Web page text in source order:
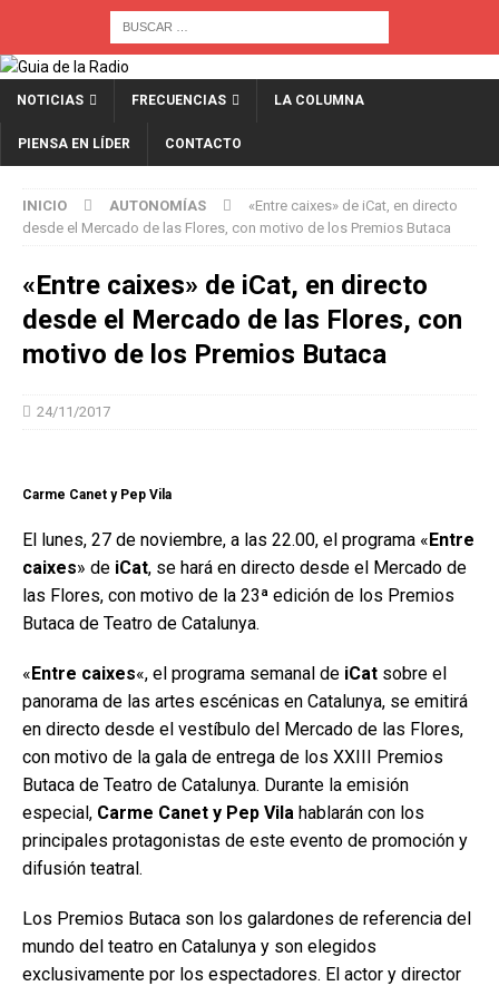
NOTICIAS FRECUENCIAS LA COLUMNA
PIENSA EN LÍDER CONTACTO
INICIO AUTONOMÍAS
«Entre caixes» de iCat, en directo
desde el Mercado de las Flores, con motivo de los Premios Butaca
«Entre caixes» de iCat, en directo
desde el Mercado de las Flores, con
motivo de los Premios Butaca
24/11/2017
Carme Canet y Pep Vila
El lunes, 27 de noviembre, a las 22.00, el programa «Entre
caixes» de iCat, se hará en directo desde el Mercado de
las Flores, con motivo de la 23ª edición de los Premios
Butaca de Teatro de Catalunya.
«Entre caixes«, el programa semanal de iCat sobre el
panorama de las artes escénicas en Catalunya, se emitirá
en directo desde el vestíbulo del Mercado de las Flores,
con motivo de la gala de entrega de los XXIII Premios
Butaca de Teatro de Catalunya. Durante la emisión
especial, Carme Canet y Pep Vila hablarán con los
principales protagonistas de este evento de promoción y
difusión teatral.
Los Premios Butaca son los galardones de referencia del
mundo del teatro en Catalunya y son elegidos
exclusivamente por los espectadores. El actor y director